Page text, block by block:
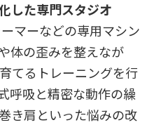
した専門スタジオ
マーなどの専用マシン
体の歪みを整えなが
てるトレーニングを行
呼吸と精密な動作の繰
き肩といった悩みの改